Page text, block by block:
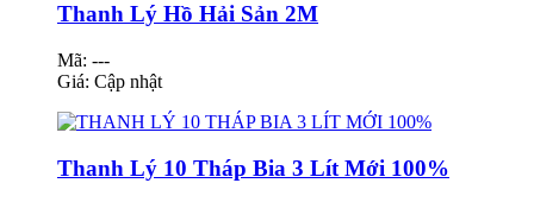
Thanh Lý Hồ Hải Sản 2M
Mã: ---
Giá: Cập nhật
Thanh Lý 10 Tháp Bia 3 Lít Mới 100%